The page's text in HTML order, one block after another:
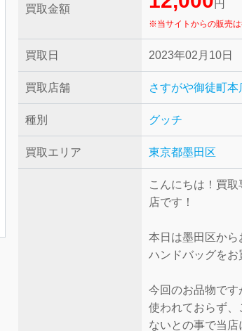
買取金額 円
※当サイトからの販売は
買取日 2023年02月10日
買取店舗 さすがや御徒町本
種別 グッチ
買取エリア 東京都墨田区
こんにちは！買
店です！
本日は墨田区か
ハンドバッグをお
今回のお品物で
使われておらず
ないとの事で当店